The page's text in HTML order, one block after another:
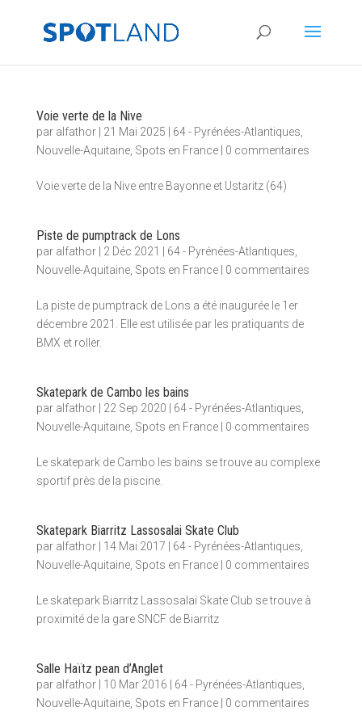
Voie verte de la Nive
par alfathor| 21 Mai 2025 64 - Pyrénées-Atlantiques
Nouvelle-Aquitaine, Spots en France| 0 commentaires
Voie verte de la Nive entre Bayonne et Ustaritz (64)
Piste de pumptrack de Lons
par alfathor| 2 Déc 2021 64 - Pyrénées-Atlantiques
Nouvelle-Aquitaine, Spots en France| 0 commentaires
La piste de pumptrack de Lons a été inaugurée le 1er
décembre 2021. Elle est utilisée par les pratiquants de
BMX et roller.
Skatepark de Cambo les bains
par alfathor| 22 Sep 2020 64 - Pyrénées-Atlantiques
Nouvelle-Aquitaine, Spots en France| 0 commentaires
Le skatepark de Cambo les bains se trouve au complexe
sportif près de la piscine.
Skatepark Biarritz Lassosalai Skate Club
par alfathor| 14 Mai 2017 64 - Pyrénées-Atlantiques
Nouvelle-Aquitaine, Spots en France| 0 commentaires
Le skatepark Biarritz Lassosalai Skate Club se trouve à
proximité de la gare SNCF de Biarritz
Salle Haïtz pean d’Anglet
par alfathor| 10 Mar 2016 64 - Pyrénées-Atlantiques
Nouvelle-Aquitaine, Spots en France| 0 commentaires